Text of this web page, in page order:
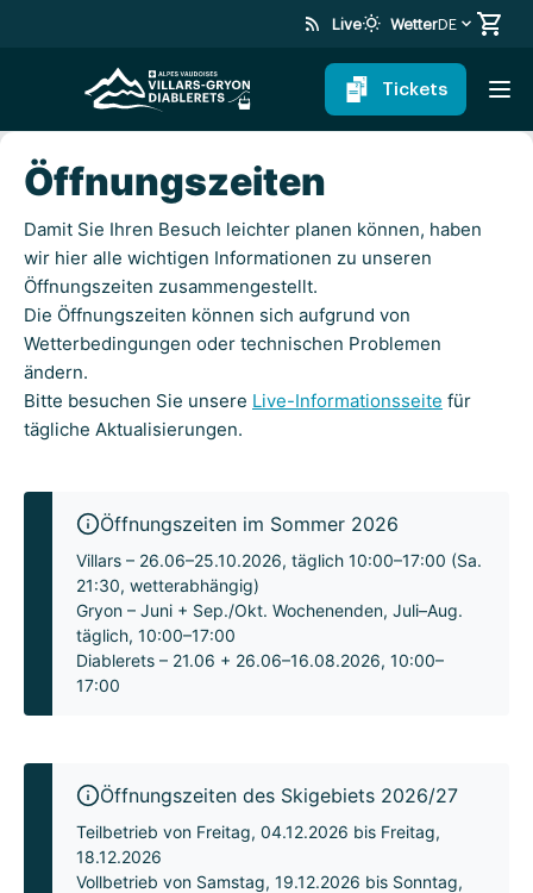
rss_feed Livewb_sunny WetterDE
Tickets
Öffnungszeiten
Damit Sie Ihren Besuch leichter planen können, haben
wir hier alle wichtigen Informationen zu unseren
Öffnungszeiten zusammengestellt.
Die Öffnungszeiten können sich aufgrund von
Wetterbedingungen oder technischen Problemen
ändern.
Bitte besuchen Sie unsere Live-Informationsseite für
tägliche Aktualisierungen.
Öffnungszeiten im Sommer 2026
Villars – 26.06–25.10.2026, täglich 10:00–17:00 (Sa.
21:30, wetterabhängig)
Gryon – Juni + Sep./Okt. Wochenenden, Juli–Aug.
täglich, 10:00–17:00
Diablerets – 21.06 + 26.06–16.08.2026, 10:00–
17:00
Öffnungszeiten des Skigebiets 2026/27
Teilbetrieb von Freitag, 04.12.2026 bis Freitag,
18.12.2026
Vollbetrieb von Samstag, 19.12.2026 bis Sonntag,